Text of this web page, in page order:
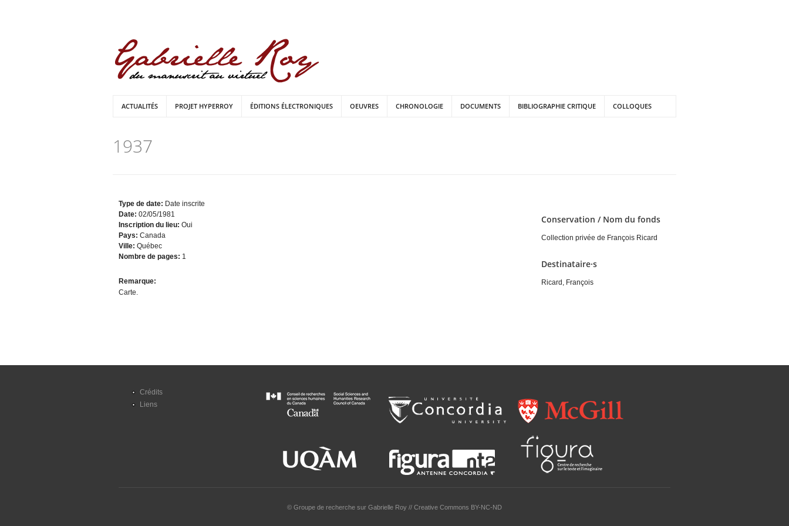
ACTUALITÉS PROJET HYPERROY ÉDITIONS ÉLECTRONIQUES OEUVRES CHRONOLOGIE DOCUMENTS BIBLIOGRAPHIE CRITIQUE COLLOQUES
1937
Type de date: Date inscrite
Date: 02/05/1981
Inscription du lieu: Oui
Pays: Canada
Ville: Québec
Nombre de pages: 1
Remarque:
Carte.
Conservation / Nom du fonds
Collection privée de François Ricard
Destinataire·s
Ricard, François
Crédits
Liens
© Groupe de recherche sur Gabrielle Roy // Creative Commons BY-NC-ND